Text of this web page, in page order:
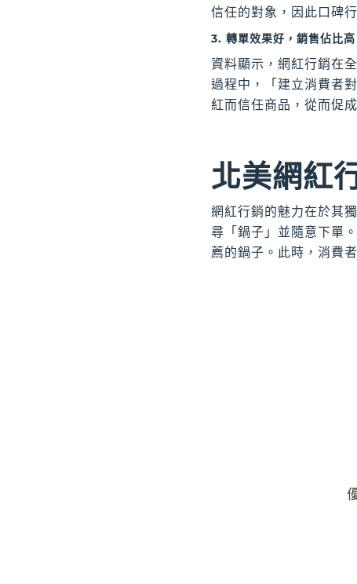
信任的對象，因此口碑
3. 轉單效果好，銷售佔比高
資料顯示，網紅行銷在
過程中，「建立消費者
紅而信任商品，從而促
北美網紅
網紅行銷的魅力在於其
尋「鍋子」並隨意下單
薦的鍋子。此時，消費